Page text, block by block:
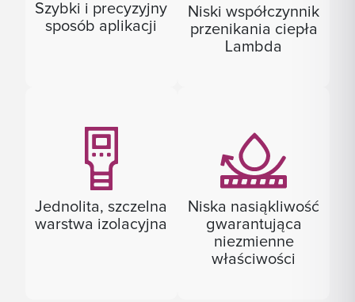
Szybki i precyzyjny
sposób aplikacji
Niski współczynnik
przenikania ciepła
Lambda
Jednolita, szczelna
warstwa izolacyjna
Niska nasiąkliwość
gwarantująca
niezmienne
właściwości